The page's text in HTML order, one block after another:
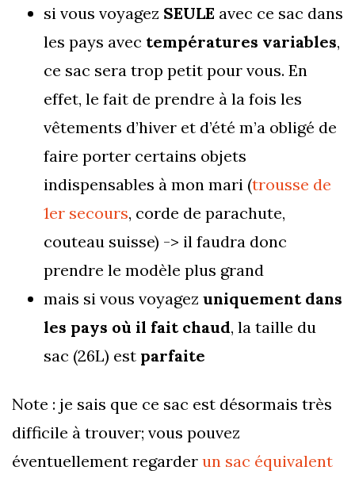
si vous voyagez SEULE avec ce sac dans
les pays avec températures variables,
ce sac sera trop petit pour vous. En
effet, le fait de prendre à la fois les
vêtements d’hiver et d’été m’a obligé de
faire porter certains objets
indispensables à mon mari (trousse de
1er secours, corde de parachute,
couteau suisse) -> il faudra donc
prendre le modèle plus grand
mais si vous voyagez uniquement dans
les pays où il fait chaud, la taille du
sac (26L) est parfaite
Note : je sais que ce sac est désormais très
difficile à trouver; vous pouvez
éventuellement regarder un sac équivalent